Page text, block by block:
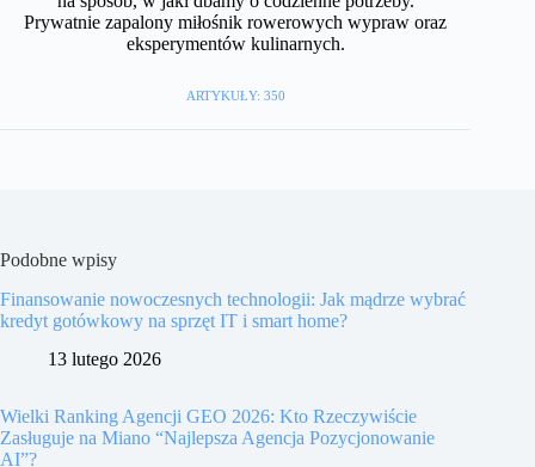
Prywatnie zapalony miłośnik rowerowych wypraw oraz
eksperymentów kulinarnych.
ARTYKUŁY: 350
Podobne wpisy
Finansowanie nowoczesnych technologii: Jak mądrze wybrać
kredyt gotówkowy na sprzęt IT i smart home?
13 lutego 2026
Wielki Ranking Agencji GEO 2026: Kto Rzeczywiście
Zasługuje na Miano “Najlepsza Agencja Pozycjonowanie
AI”?